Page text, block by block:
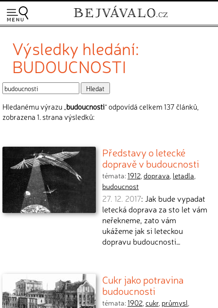
Výsledky hledání:
BUDOUCNOSTI
Hledanému výrazu „budoucnosti“ odpovídá celkem 137 článků,
zobrazena 1. strana výsledků:
Představy o letecké
dopravě v budoucnosti
témata:1912,doprava, letadla,
budoucnost
27. 12. 2017: Jak bude vypadat
letecká doprava za sto let vám
neřekneme, zato vám
ukážeme jak si leteckou
dopravu budoucnosti…
Cukr jako potravina
budoucnosti
témata:1902,cukr, průmysl,